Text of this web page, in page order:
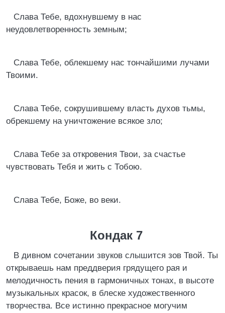
Слава Тебе, вдохнувшему в нас
неудовлетворенность земным;
Слава Тебе, облекшему нас тончайшими лучами
Твоими.
Слава Тебе, сокрушившему власть духов тьмы,
обрекшему на уничтожение всякое зло;
Слава Тебе за откровения Твои, за счастье
чувствовать Тебя и жить с Тобою.
Слава Тебе, Боже, во веки.
Кондак 7
В дивном сочетании звуков слышится зов Твой. Ты
открываешь нам преддверия грядущего рая и
мелодичность пения в гармоничных тонах, в высоте
музыкальных красок, в блеске художественного
творчества. Все истинно прекрасное могучим